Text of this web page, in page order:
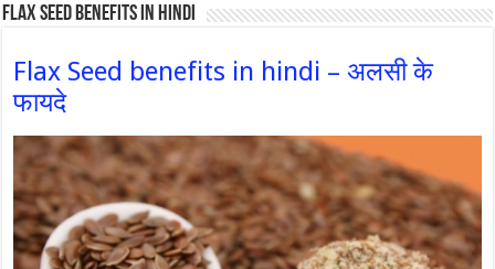
Flax Seed Benefits in hindi
Flax Seed benefits in hindi – अलसी के
फायदे